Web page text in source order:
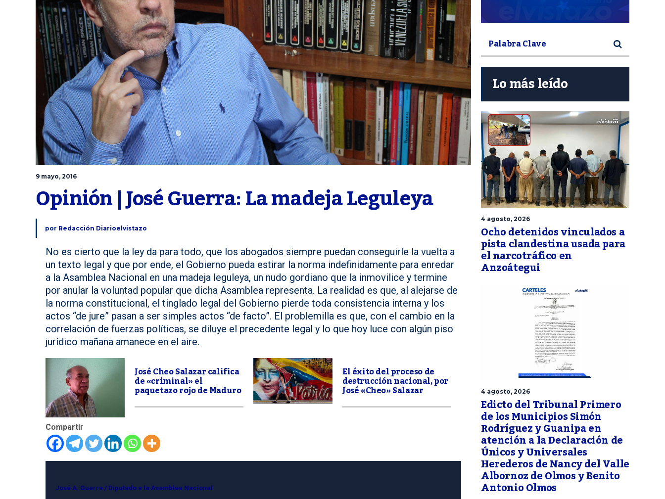
9 mayo, 2016
Opinión | José Guerra: La madeja Leguleya
por Redacción Diarioelvistazo
No es cierto que la ley da para todo, que los abogados siempre puedan conseguirle la vuelta a
un texto legal y que por ende, el Gobierno pueda estirar la norma indefinidamente para enredar
a la Asamblea Nacional en una madeja leguleya, un nudo gordiano que la inmovilice y termine
por anular la voluntad popular que dicha Asamblea representa. La realidad es que, al alejarse de
la norma constitucional, el tinglado legal del Gobierno pierde toda consistencia interna y los
actos “de jure” pasan a ser simples actos “de facto”. El problemilla es que, con el cambio en la
correlación de fuerzas políticas, se diluye el precedente legal y lo que hoy luce con algún piso
jurídico mañana amanece en el aire.
José Cheo Salazar califica
de «criminal» el
paquetazo rojo de Maduro
El éxito del proceso de
destrucción nacional, por
José «Cheo» Salazar
Compartir
José A. Guerra / Diputado a la Asamblea Nacional
Lo más leído
4 agosto, 2026
Ocho detenidos vinculados a
pista clandestina usada para
el narcotráfico en
Anzoátegui
4 agosto, 2026
Edicto del Tribunal Primero
de los Municipios Simón
Rodríguez y Guanipa en
atención a la Declaración de
Únicos y Universales
Herederos de Nancy del Valle
Albornoz de Olmos y Benito
Antonio Olmos